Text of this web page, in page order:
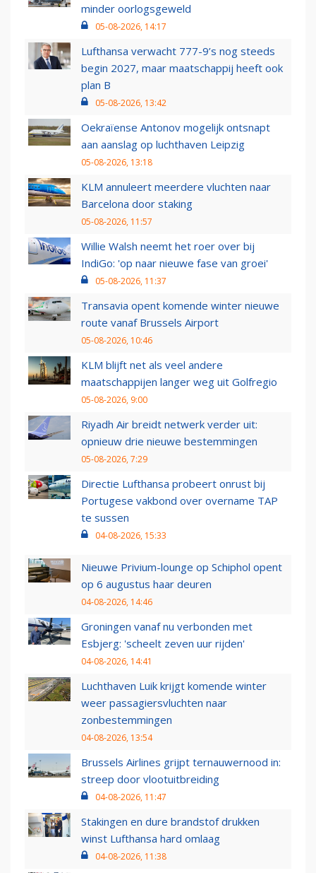
minder oorlogsgeweld
05-08-2026, 14:17
Lufthansa verwacht 777-9’s nog steeds
begin 2027, maar maatschappij heeft ook
plan B
05-08-2026, 13:42
Oekraïense Antonov mogelijk ontsnapt
aan aanslag op luchthaven Leipzig
05-08-2026, 13:18
KLM annuleert meerdere vluchten naar
Barcelona door staking
05-08-2026, 11:57
Willie Walsh neemt het roer over bij
IndiGo: 'op naar nieuwe fase van groei'
05-08-2026, 11:37
Transavia opent komende winter nieuwe
route vanaf Brussels Airport
05-08-2026, 10:46
KLM blijft net als veel andere
maatschappijen langer weg uit Golfregio
05-08-2026, 9:00
Riyadh Air breidt netwerk verder uit:
opnieuw drie nieuwe bestemmingen
05-08-2026, 7:29
Directie Lufthansa probeert onrust bij
Portugese vakbond over overname TAP
te sussen
04-08-2026, 15:33
Nieuwe Privium-lounge op Schiphol opent
op 6 augustus haar deuren
04-08-2026, 14:46
Groningen vanaf nu verbonden met
Esbjerg: 'scheelt zeven uur rijden'
04-08-2026, 14:41
Luchthaven Luik krijgt komende winter
weer passagiersvluchten naar
zonbestemmingen
04-08-2026, 13:54
Brussels Airlines grijpt ternauwernood in:
streep door vlootuitbreiding
04-08-2026, 11:47
Stakingen en dure brandstof drukken
winst Lufthansa hard omlaag
04-08-2026, 11:38